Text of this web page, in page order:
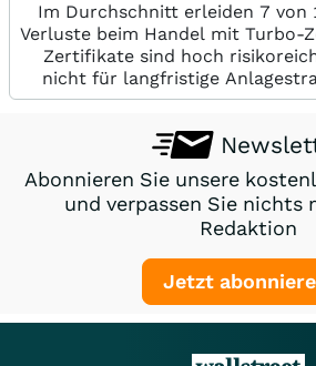
Im Durchschnitt erleiden 7 von
Verluste beim Handel mit Turbo-
Zertifikate sind hoch
nicht für langfristige
Abonnieren Sie unsere
und verpassen Sie nichts
Redaktion
Jetzt